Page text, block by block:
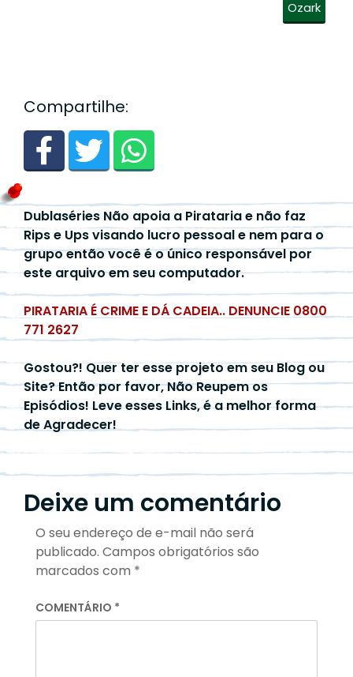
Ozark
Compartilhe:
Dublaséries Não apoia a Pirataria e não faz
Rips e Ups visando lucro pessoal e nem para o
grupo então você é o único responsável por
este arquivo em seu computador.
PIRATARIA É CRIME E DÁ CADEIA.. DENUNCIE 0800
771 2627
Gostou?! Quer ter esse projeto em seu Blog ou
Site? Então por favor, Não Reupem os
Episódios! Leve esses Links, é a melhor forma
de Agradecer!
Deixe um comentário
O seu endereço de e-mail não será
publicado. Campos obrigatórios são
marcados com *
COMENTÁRIO *